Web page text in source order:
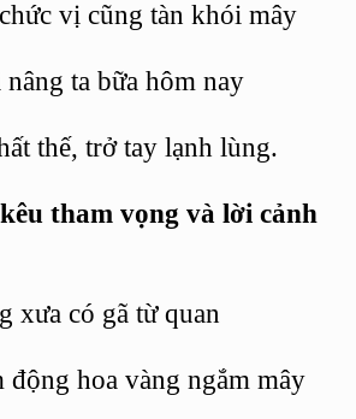
vị cũng tàn khói mây
ta bữa hôm nay
t thế, trở tay lạnh lùng.
tham vọng và lời cảnh
xưa có gã từ quan
động hoa vàng ngắm mây